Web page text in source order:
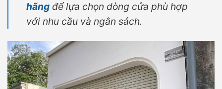
hãng để lựa chọn dòng cửa phù hợp
với nhu cầu và ngân sách.